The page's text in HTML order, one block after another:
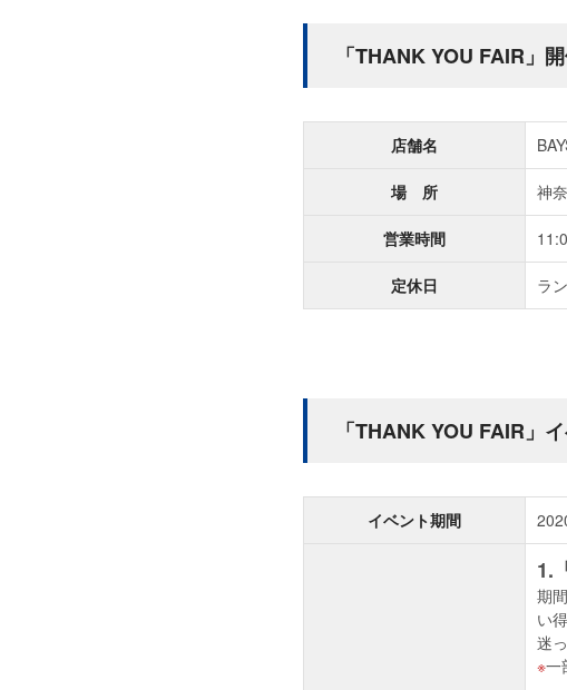
「THANK YOU FAIR」
店舗名
場 所 神
営業時間
定休日 ラ
「THANK YOU FAIR」
イベント期間
1.
期
い
迷
一